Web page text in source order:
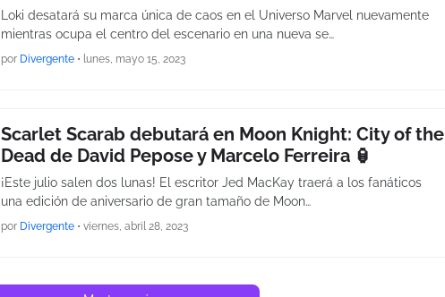
Loki desatará su marca única de caos en el Universo Marvel nuevamente
mientras ocupa el centro del escenario en una nueva se…
por Divergente • lunes, mayo 15, 2023
Scarlet Scarab debutará en Moon Knight: City of the
Dead de David Pepose y Marcelo Ferreira 🏮
¡Este julio salen dos lunas! El escritor Jed MacKay traerá a los fanáticos
una edición de aniversario de gran tamaño de Moon…
por Divergente • viernes, abril 28, 2023